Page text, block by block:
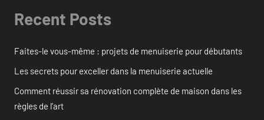
Recent Posts
Faites-le vous-même : projets de menuiserie pour débutants
Les secrets pour exceller dans la menuiserie actuelle
Comment réussir sa rénovation complète de maison dans les
règles de l’art